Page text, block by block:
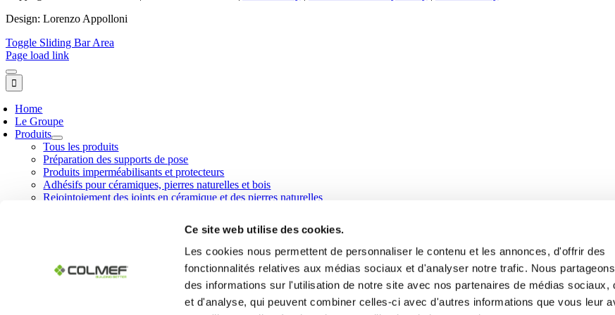
Ce site web utilise des cookies.
Les cookies nous permettent de personnaliser le contenu et les annonces, d'offrir des
fonctionnalités relatives aux médias sociaux et d'analyser notre trafic. Nous
des informations sur l'utilisation de notre site avec nos partenaires de médias sociaux,
et d'analyse, qui peuvent combiner celles-ci avec d'autres informations que vous leur
Design: Lorenzo Appolloni
Toggle Sliding Bar Area
Page load link
Home
Le Groupe
Produits
Tous les produits
Préparation des supports de pose
Produits imperméabilisants et protecteurs
Adhésifs pour céramiques, pierres naturelles et bois
Rejointoiement des joints en céramique et des pierres naturelles
Produits et accessoires pour le bâtiment